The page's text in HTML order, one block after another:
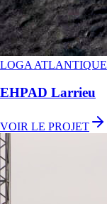
LOGA ATLANTIQUE
EHPAD Larrieu
VOIR LE PROJET